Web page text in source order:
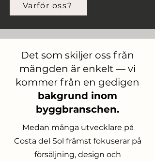
Varför oss?
Det som skiljer oss från
mängden är enkelt — vi
kommer från en gedigen
bakgrund inom
byggbranschen.
Medan många utvecklare på
Costa del Sol främst fokuserar på
försäljning, design och